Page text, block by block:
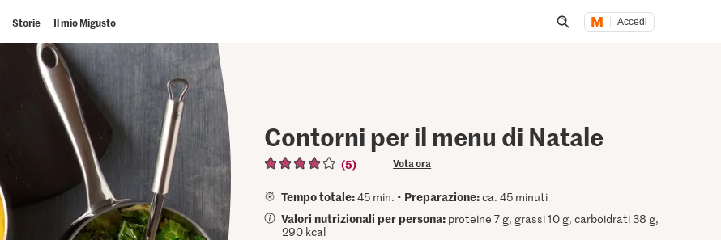
Storie Il mio Migusto Accedi
Contorni per il menu di Natale
(5) Vota ora
Tempo totale:45 min. • Preparazione:ca. 45 minuti
Valori nutrizionali per persona: proteine 7 g, grassi 10 g, carboidrati 38 g,
290 kcal